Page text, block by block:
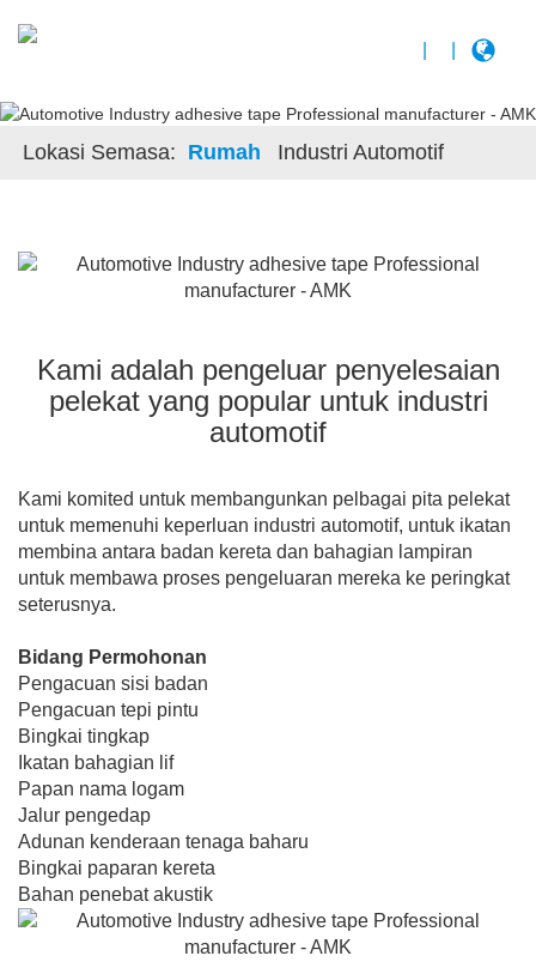
Lokasi Semasa: Rumah Industri Automotif
Kami adalah pengeluar penyelesaian
pelekat yang popular untuk industri
automotif
Kami komited untuk membangunkan pelbagai pita pelekat
untuk memenuhi keperluan industri automotif, untuk ikatan
membina antara badan kereta dan bahagian lampiran
untuk membawa proses pengeluaran mereka ke peringkat
seterusnya.
Bidang Permohonan
Pengacuan sisi badan
Pengacuan tepi pintu
Bingkai tingkap
Ikatan bahagian lif
Papan nama logam
Jalur pengedap
Adunan kenderaan tenaga baharu
Bingkai paparan kereta
Bahan penebat akustik